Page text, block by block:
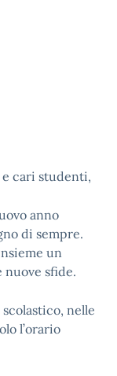
e cari studenti,
anno
di sempre.
un
sfide.
nelle
l’orario